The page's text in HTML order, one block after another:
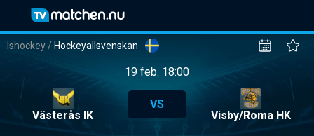
Ishockey / Hockeyallsvenskan
19 feb. 18:00
Västerås IK
VS
Visby/Roma HK